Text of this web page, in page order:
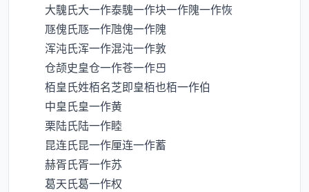
大騩氏大一作泰騩一作块一作隗一作恢
豗傀氏豗一作虺傀一作隗
浑沌氏浑一作混沌一作敦
仓颉史皇仓一作苍一作
栢皇氏姓栢名芝即皇栢也栢一作伯
中皇氏皇一作黄
栗陆氏陆一作睦
昆连氏昆一作厘连一作蓄
赫胥氏胥一作苏
葛天氏葛一作权